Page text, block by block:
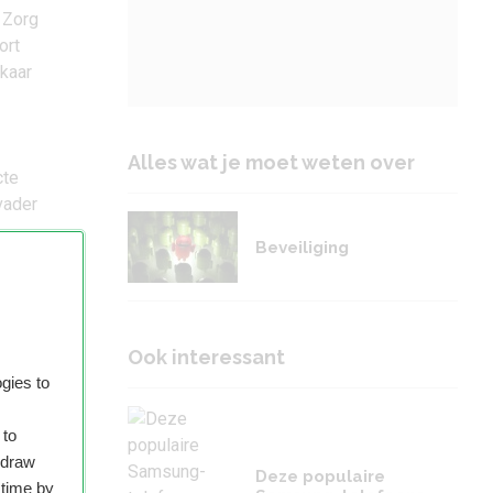
to
to
by
Alles wat je moet weten over
Beveiliging
Ook interessant
Deze populaire